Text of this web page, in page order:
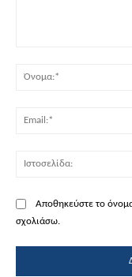
Αποθηκεύστε το
σχολιάσω.